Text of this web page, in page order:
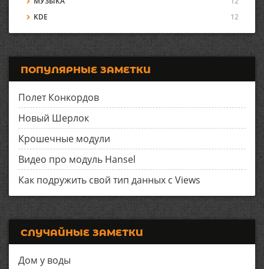
KDE
12
ПОПУЛЯРНЫЕ ЗАМЕТКИ
Полет Конкордов
Новый Шерлок
Крошечные модули
Видео про модуль Hansel
Как подружить свой тип данных с Views
СЛУЧАЙНЫЕ ЗАМЕТКИ
Дом у воды